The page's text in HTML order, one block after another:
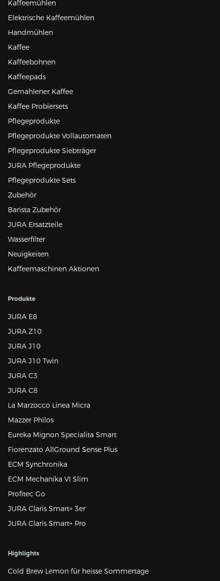
Kaffeemühlen
Elektrische Kaffeemühlen
Handmühlen
Kaffee
Kaffeebohnen
Kaffeepads
Gemahlener Kaffee
Kaffee Probiersets
Pflegeprodukte
Pflegeprodukte Vollautomaten
Pflegeprodukte Siebträger
JURA Pflegeprodukte
Pflegeprodukte Sets
Zubehör
Barista Zubehör
JURA Ersatzteile
Wasserfilter
Neuigkeiten
Kaffeemaschinen Aktionen
Produkte
JURA E8
JURA Z10
JURA J10
JURA J10 Twin
JURA C3
JURA C8
La Marzocco Linea Micra
Mazzer Philos
Eureka Mignon Specialita Smart
Fiorenzato AllGround Sense Plus
ECM Synchronika
ECM Mechanika VI Slim
Profitec Go
JURA Claris Smart+ 3er
JURA Claris Smart+ Pro
Highlights
Cold Brew Lemon für heisse Sommertage